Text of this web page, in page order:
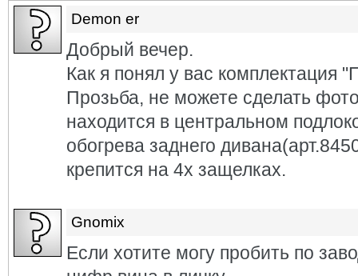
Demon er
Добрый вечер.
Как я понял у вас комплектация
Прозьба, не можете сделать
находится в центральном
обогрева заднего
крепится на 4х защелках.
Gnomix
Если хотите могу пробить по